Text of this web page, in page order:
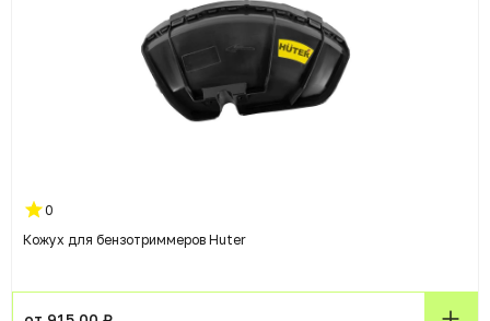
0
Кожух для бензотриммеров Huter